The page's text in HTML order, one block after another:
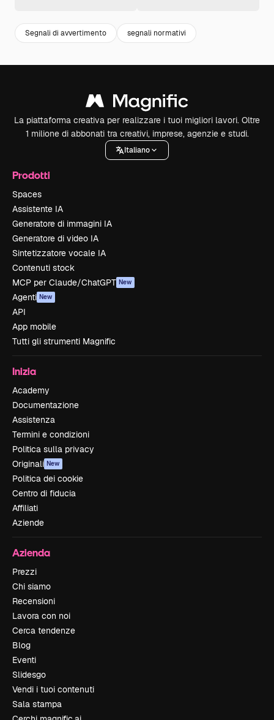
Segnali di avvertimento segnali normativi
La piattaforma creativa per realizzare i tuoi migliori lavori. Oltre
1 milione di abbonati tra creativi, imprese, agenzie e studi.
Italiano
Prodotti
Spaces
Assistente IA
Generatore di immagini IA
Generatore di video IA
Sintetizzatore vocale IA
Contenuti stock
MCP per Claude/ChatGPT New
Agenti New
API
App mobile
Tutti gli strumenti Magnific
Inizia
Academy
Documentazione
Assistenza
Termini e condizioni
Politica sulla privacy
Originali New
Politica dei cookie
Centro di fiducia
Affiliati
Aziende
Azienda
Prezzi
Chi siamo
Recensioni
Lavora con noi
Cerca tendenze
Blog
Eventi
Slidesgo
Vendi i tuoi contenuti
Sala stampa